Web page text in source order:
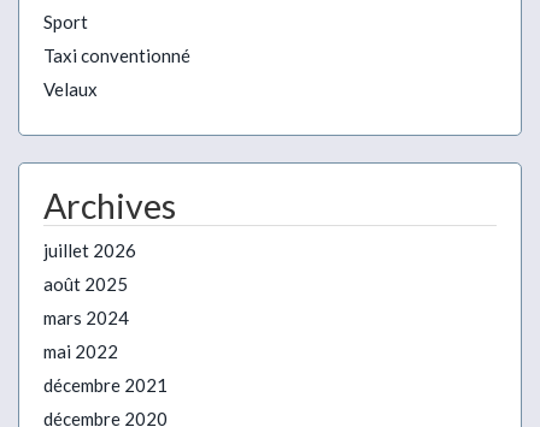
Sport
Taxi conventionné
Velaux
Archives
juillet 2026
août 2025
mars 2024
mai 2022
décembre 2021
décembre 2020